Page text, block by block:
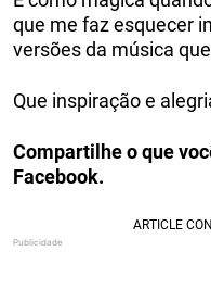
que me faz esquecer
versões da música
Que inspiração e
Compartilhe o que
Facebook.